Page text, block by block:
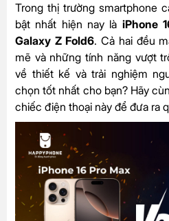
Trong thị trường smartphone
bật nhất hiện nay là iPhone
Galaxy Z Fold6. Cả hai đều
mẽ và những tính năng vượt
về thiết kế và trải nghiệm
chọn tốt nhất cho bạn? Hãy
chiếc điện thoại này để đưa ra